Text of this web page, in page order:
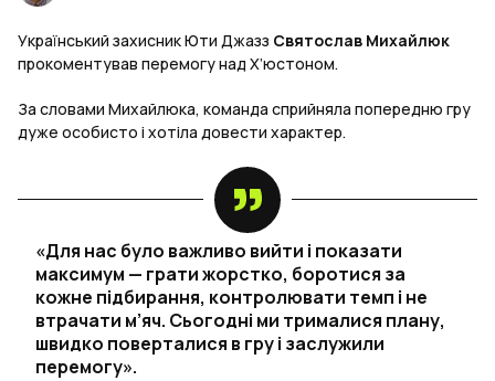
Український захисник Юти Джазз Святослав Михайлюк
прокоментував перемогу над Х’юстоном.
За словами Михайлюка, команда сприйняла попередню гру
дуже особисто і хотіла довести характер.
«Для нас було важливо вийти і показати
максимум — грати жорстко, боротися за
кожне підбирання, контролювати темп і не
втрачати м’яч. Сьогодні ми трималися плану,
швидко поверталися в гру і заслужили
перемогу».